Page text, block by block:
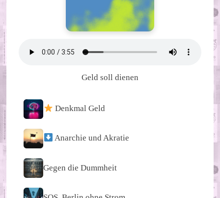
Geld soll dienen
Denkmal Geld
Anarchie und Akratie
Gegen die Dummheit